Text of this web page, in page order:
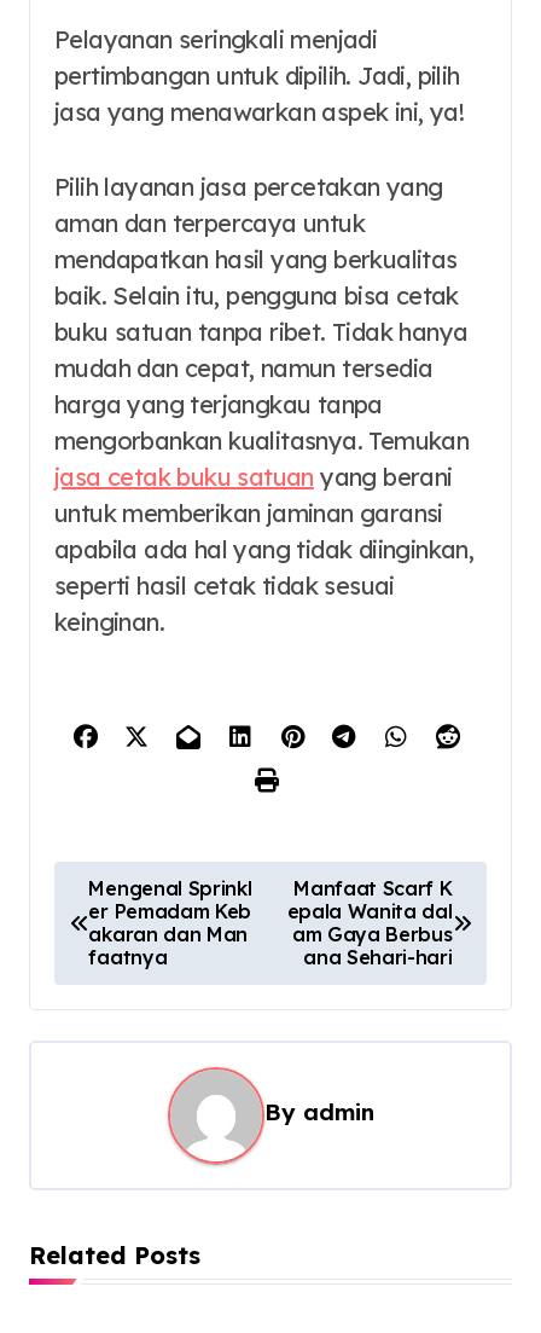
Pelayanan seringkali menjadi
pertimbangan untuk dipilih. Jadi, pilih
jasa yang menawarkan aspek ini, ya!
Pilih layanan jasa percetakan yang
aman dan terpercaya untuk
mendapatkan hasil yang berkualitas
baik. Selain itu, pengguna bisa cetak
buku satuan tanpa ribet. Tidak hanya
mudah dan cepat, namun tersedia
harga yang terjangkau tanpa
mengorbankan kualitasnya. Temukan
jasa cetak buku satuan yang berani
untuk memberikan jaminan garansi
apabila ada hal yang tidak diinginkan,
seperti hasil cetak tidak sesuai
keinginan.
o
t
n
g
a
t
Mengenal Sprinkl
er Pemadam Keb
akaran dan Man
faatnya
Manfaat Scarf K
epala Wanita dal
am Gaya Berbus
ana Sehari-hari
By admin
Related Posts